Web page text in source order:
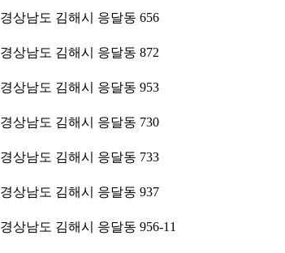
경상남도 김해시 응달동 656
경상남도 김해시 응달동 872
경상남도 김해시 응달동 953
경상남도 김해시 응달동 730
경상남도 김해시 응달동 733
경상남도 김해시 응달동 937
경상남도 김해시 응달동 956-11